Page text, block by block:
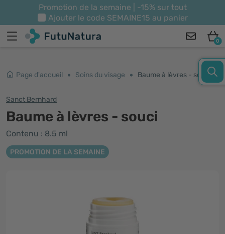
Promotion de la semaine | -15% sur tout
Ajouter le code SEMAINE15 au panier
0
Page d'accueil Soins du visage Baume à lèvres - souci
Sanct Bernhard
Baume à lèvres - souci
Contenu : 8.5 ml
PROMOTION DE LA SEMAINE